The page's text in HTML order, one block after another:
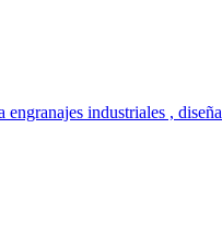
engranajes industriales ,